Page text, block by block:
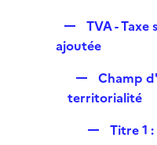
e
l
i
TVA - Taxe
ajoutée
e
l
Champ
territorialité
Titre 1